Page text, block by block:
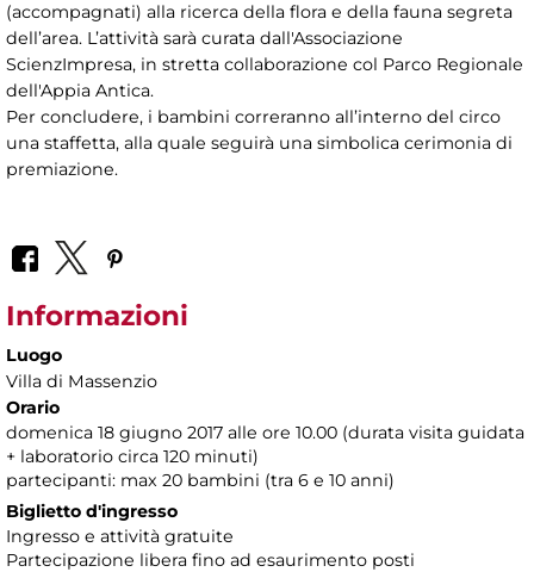
(accompagnati) alla ricerca della flora e della fauna segreta
dell’area. L’attività sarà curata dall'Associazione
ScienzImpresa, in stretta collaborazione col Parco Regionale
dell'Appia Antica.
Per concludere, i bambini correranno all’interno del circo
una staffetta, alla quale seguirà una simbolica cerimonia di
premiazione.
Informazioni
Luogo
Villa di Massenzio
Orario
domenica 18 giugno 2017 alle ore 10.00 (durata visita guidata
+ laboratorio circa 120 minuti)
partecipanti: max 20 bambini (tra 6 e 10 anni)
Biglietto d'ingresso
Ingresso e attività gratuite
Partecipazione libera fino ad esaurimento posti